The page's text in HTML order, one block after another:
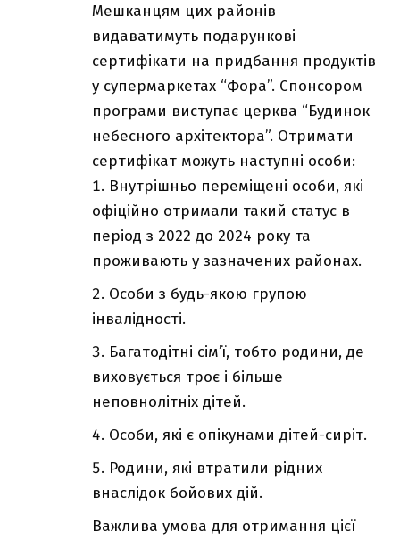
Мешканцям цих районів
видаватимуть подарункові
сертифікати на придбання продуктів
у супермаркетах “Фора”. Спонсором
програми виступає церква “Будинок
небесного архітектора”. Отримати
сертифікат можуть наступні особи:
Внутрішньо переміщені особи, які
офіційно отримали такий статус в
період з 2022 до 2024 року та
проживають у зазначених районах.
Особи з будь-якою групою
інвалідності.
Багатодітні сім’ї, тобто родини, де
виховується троє і більше
неповнолітніх дітей.
Особи, які є опікунами дітей-сиріт.
Родини, які втратили рідних
внаслідок бойових дій.
Важлива умова для отримання цієї